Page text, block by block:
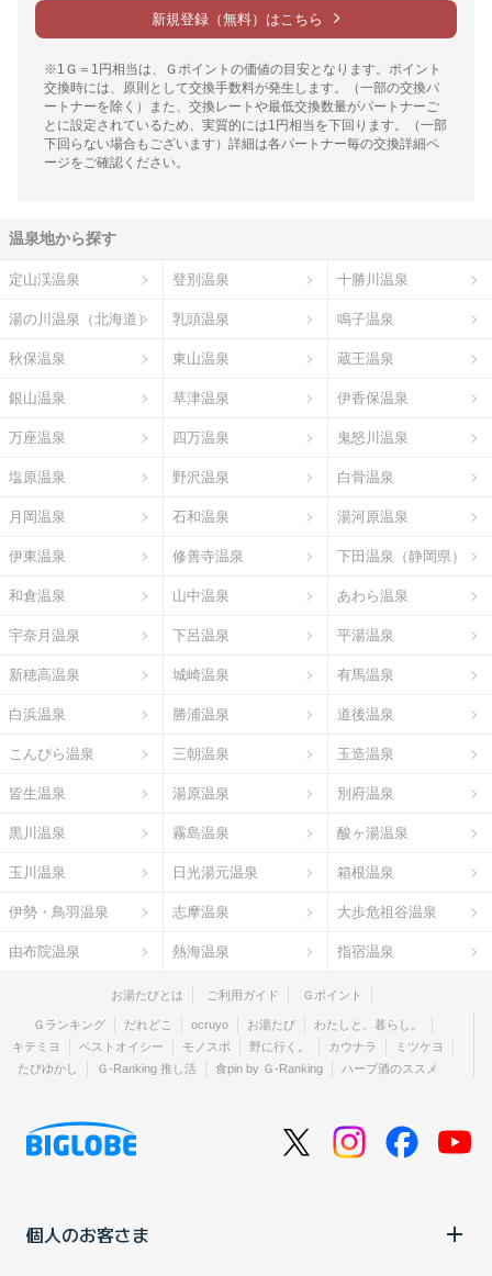
新規登録（無料）はこちら
※1Ｇ＝1円相当は、Ｇポイントの価値の目安となります。ポイント
交換時には、原則として交換手数料が発生します。（一部の交換パ
ートナーを除く）また、交換レートや最低交換数量がパートナーご
とに設定されているため、実質的には1円相当を下回ります。（一部
下回らない場合もございます）詳細は各パートナー毎の交換詳細ペ
ージをご確認ください。
温泉地から探す
定山渓温泉 登別温泉 十勝川温泉
湯の川温泉（北海道） 乳頭温泉 鳴子温泉
秋保温泉 東山温泉 蔵王温泉
銀山温泉 草津温泉 伊香保温泉
万座温泉 四万温泉 鬼怒川温泉
塩原温泉 野沢温泉 白骨温泉
月岡温泉 石和温泉 湯河原温泉
伊東温泉 修善寺温泉 下田温泉（静岡県）
和倉温泉 山中温泉 あわら温泉
宇奈月温泉 下呂温泉 平湯温泉
新穂高温泉 城崎温泉 有馬温泉
白浜温泉 勝浦温泉 道後温泉
こんぴら温泉 三朝温泉 玉造温泉
皆生温泉 湯原温泉 別府温泉
黒川温泉 霧島温泉 酸ヶ湯温泉
玉川温泉 日光湯元温泉 箱根温泉
伊勢・鳥羽温泉 志摩温泉 大歩危祖谷温泉
由布院温泉 熱海温泉 指宿温泉
お湯たびとは ご利用ガイド Ｇポイント
Ｇランキング だれどこ ocruyo お湯たび
わたしと、暮らし。
キテミヨ
ベストオイシー モノスポ 野に行く。 カウナラ
ミツケヨ
たびゆかし
Ｇ-Ranking 推し活 食pin by Ｇ-Ranking ハーブ酒のススメ
個人のお客さま